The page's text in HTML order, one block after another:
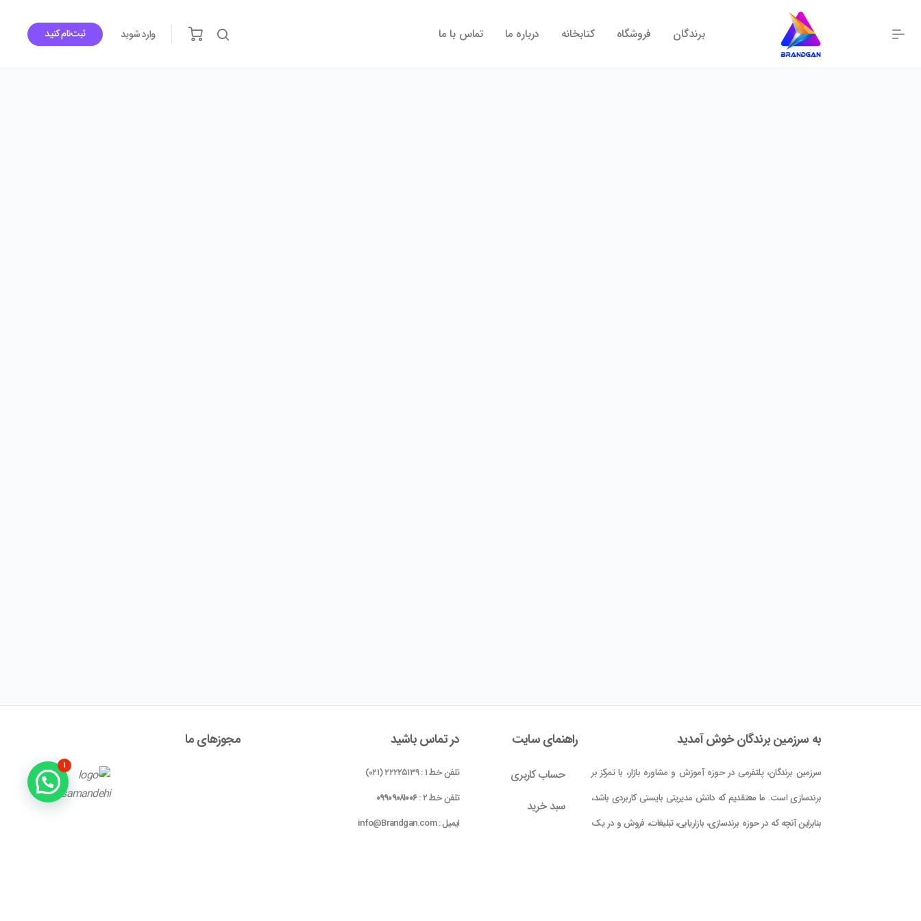
برندگان فروشگاه کتابخانه درباره ما تماس با ما وارد شوید ثبت‌نام کنید
به سرزمین برندگان خوش آمدید
سرزمین برندگان، پلتفرمی در حوزه آموزش و مشاوره بازار، با تمرکز بر
برندسازی است. ما معتقدیم که دانش مدیریتی بایستی کاربردی باشد،
بنابراین آنچه که در حوزه برندسازی، بازاریابی، تبلیغات، فروش و در یک
راهنمای سایت
حساب کاربری
سبد خرید
در تماس باشید
تلفن خط ۱ : ۲۲۲۲۵۱۳۹ (۰۲۱)
تلفن خط ۲ :
۰۹۹۰۹۰۸۱۰۰۶
ایمیل : info@Brandgan.com
مجوز‌های ما
۱